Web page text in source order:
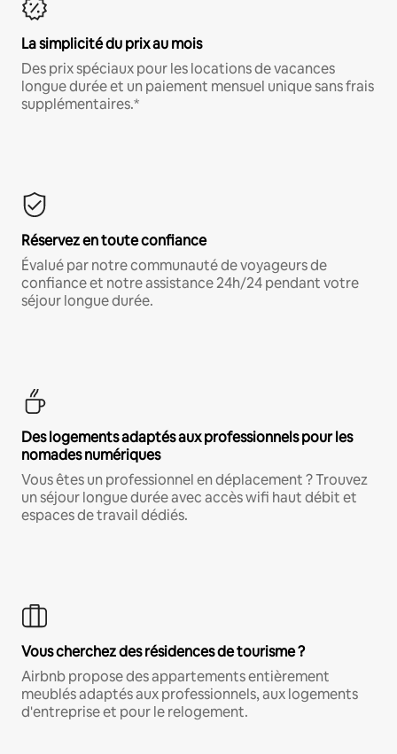
La simplicité du prix au mois
Des prix spéciaux pour les locations de vacances
longue durée et un paiement mensuel unique sans frais
supplémentaires.*
Réservez en toute confiance
Évalué par notre communauté de voyageurs de
confiance et notre assistance 24h/24 pendant votre
séjour longue durée.
Des logements adaptés aux professionnels pour les
nomades numériques
Vous êtes un professionnel en déplacement ? Trouvez
un séjour longue durée avec accès wifi haut débit et
espaces de travail dédiés.
Vous cherchez des résidences de tourisme ?
Airbnb propose des appartements entièrement
meublés adaptés aux professionnels, aux logements
d'entreprise et pour le relogement.